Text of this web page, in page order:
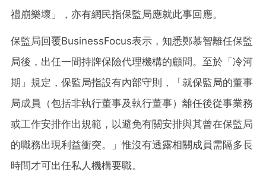
禮崩樂壞」，亦有網民指保監局應就此事回應。
保監局回覆BusinessFocus表示，知悉鄭慕智離任保監
局後，出任一間持牌保險代理機構的顧問。至於「冷河
期」規定，保監局指設有內部守則，「就保監局的董事
局成員（包括非執行董事及執行董事）離任後從事業務
或工作安排作出規範，以避免有關安排與其曾在保監局
的職務出現利益衝突。」惟沒有透露相關成員需隔多長
時間才可出任私人機構要職。